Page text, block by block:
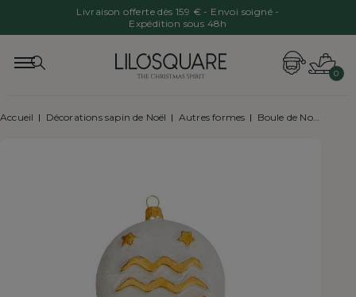
Livraison offerte dès 159 € - Envoi soigné -
Expédition sous 48h
0
Accueil Décorations sapin de Noël Autres formes Boule de Noël signe astrologique verseau H8cm